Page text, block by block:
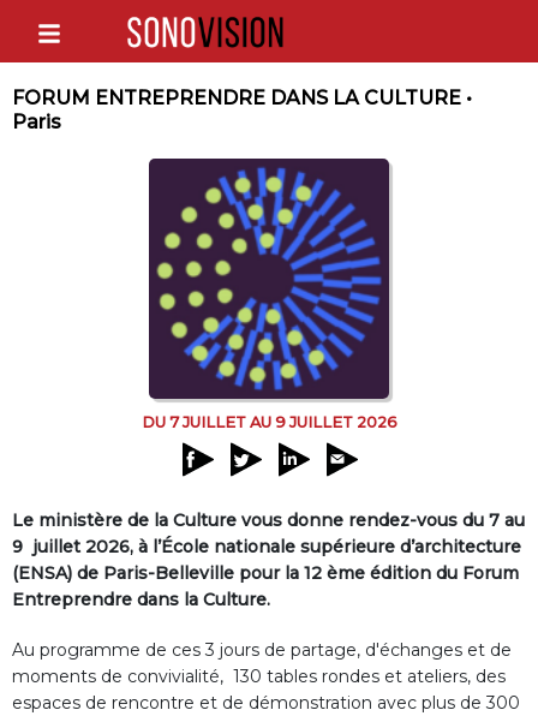
FORUM ENTREPRENDRE DANS LA CULTURE •
Paris
DU 7 JUILLET AU 9 JUILLET 2026
Le ministère de la Culture vous donne rendez-vous du 7 au
9 juillet 2026, à l’École nationale supérieure d’architecture
(ENSA) de Paris-Belleville pour la 12 ème édition du Forum
Entreprendre dans la Culture.
Au programme de ces 3 jours de partage, d'échanges et de
moments de convivialité, 130 tables rondes et ateliers, des
espaces de rencontre et de démonstration avec plus de 300